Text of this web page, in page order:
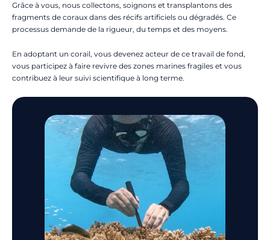
Grâce à vous, nous collectons, soignons et transplantons des
fragments de coraux dans des récifs artificiels ou dégradés. Ce
processus demande de la rigueur, du temps et des moyens.
En adoptant un corail, vous devenez acteur de ce travail de fond,
vous participez à faire revivre des zones marines fragiles et vous
contribuez à leur suivi scientifique à long terme.